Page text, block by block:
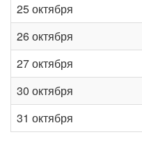
25 октября
26 октября
27 октября
30 октября
31 октября